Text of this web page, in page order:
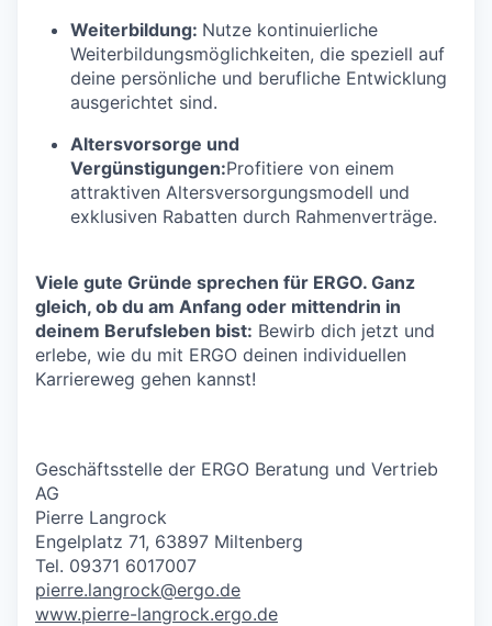
Weiterbildung: Nutze kontinuierliche
Weiterbildungsmöglichkeiten, die speziell auf
deine persönliche und berufliche Entwicklung
ausgerichtet sind.
Altersvorsorge und
Vergünstigungen:Profitiere von einem
attraktiven Altersversorgungsmodell und
exklusiven Rabatten durch Rahmenverträge.
Viele gute Gründe sprechen für ERGO. Ganz
gleich, ob du am Anfang oder mittendrin in
deinem Berufsleben bist: Bewirb dich jetzt und
erlebe, wie du mit ERGO deinen individuellen
Karriereweg gehen kannst!
Geschäftsstelle der ERGO Beratung und Vertrieb
AG
Pierre Langrock
Engelplatz 71, 63897 Miltenberg
Tel. 09371 6017007
pierre.langrock@ergo.de
www.pierre-langrock.ergo.de